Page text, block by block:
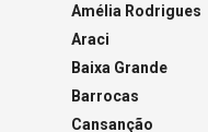
Amélia Rodrigues
Araci
Baixa Grande
Barrocas
Cansanção